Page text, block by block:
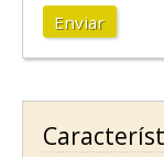
Enviar